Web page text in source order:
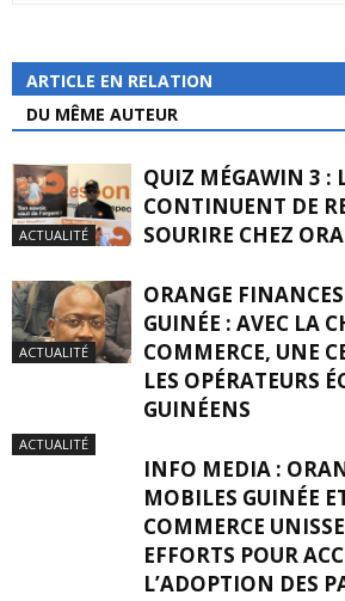
ARTICLE EN RELATION
DU MÊME AUTEUR
ACTUALITÉ
QUIZ MÉGAWIN 3 :
CONTINUENT DE
SOURIRE CHEZ
ACTUALITÉ
ORANGE
GUINÉE : AVEC LA
COMMERCE, UNE
LES OPÉRATEURS
GUINÉENS
ACTUALITÉ
INFO MEDIA :
MOBILES GUINÉE
COMMERCE
EFFORTS POUR
L’ADOPTION DES